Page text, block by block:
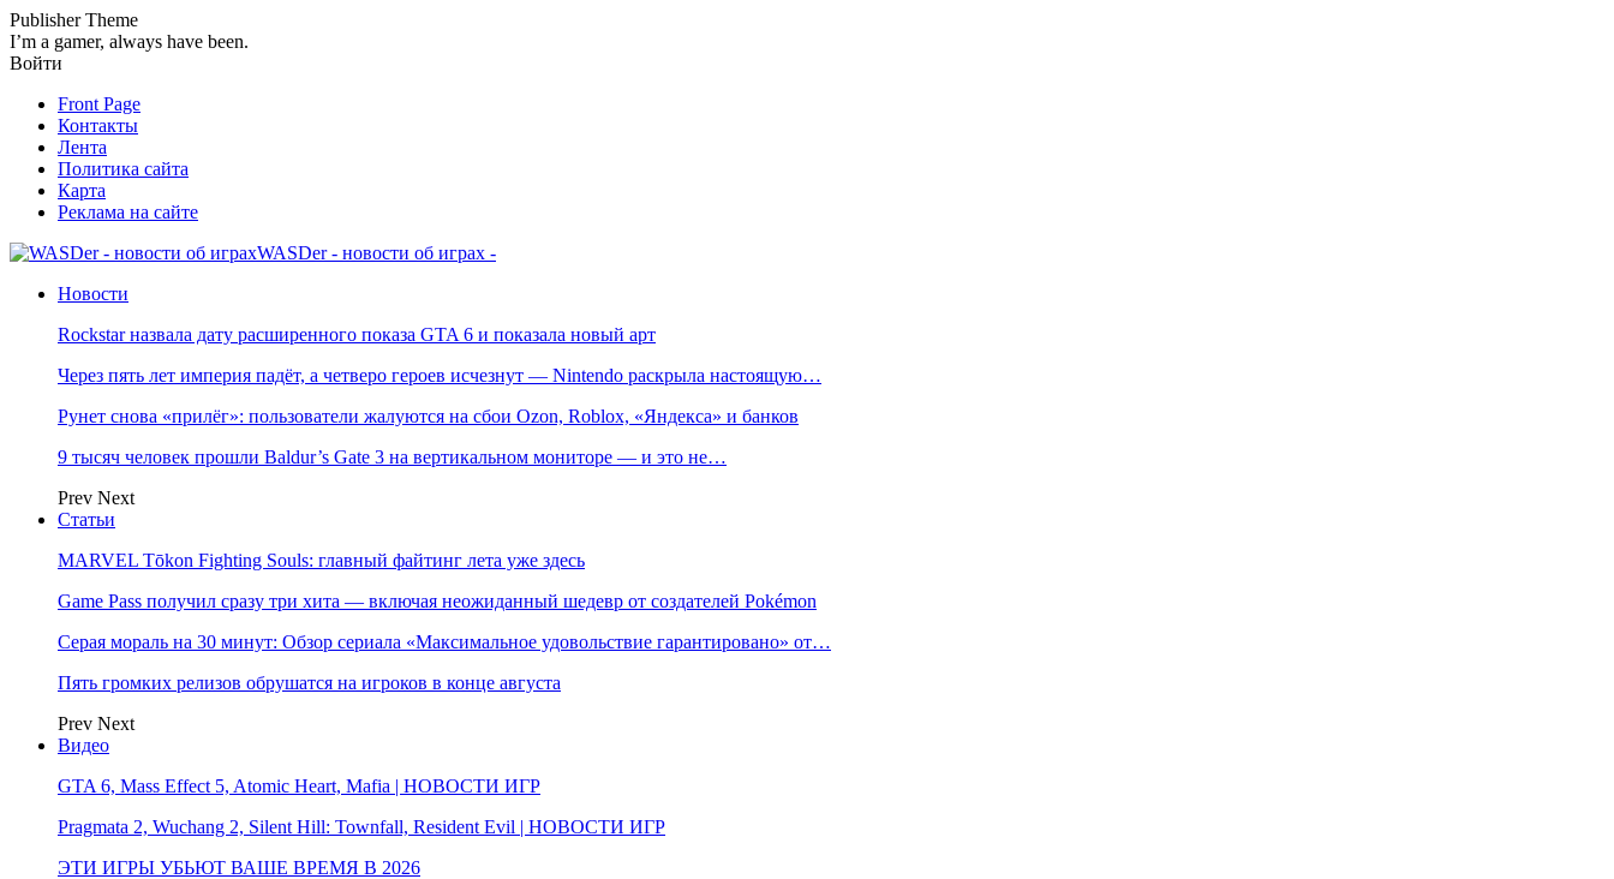
Publisher Theme
I’m a gamer, always have been.
Войти
Front Page
Контакты
Лента
Политика сайта
Карта
Реклама на сайте
WASDer - новости об играх -
Новости
Rockstar назвала дату расширенного показа GTA 6 и показала новый арт
Через пять лет империя падёт, а четверо героев исчезнут — Nintendo раскрыла настоящую…
Рунет снова «прилёг»: пользователи жалуются на сбои Ozon, Roblox, «Яндекса» и банков
9 тысяч человек прошли Baldur’s Gate 3 на вертикальном мониторе — и это не…
Prev Next
Статьи
MARVEL Tōkon Fighting Souls: главный файтинг лета уже здесь
Game Pass получил сразу три хита — включая неожиданный шедевр от создателей Pokémon
Серая мораль на 30 минут: Обзор сериала «Максимальное удовольствие гарантировано» от…
Пять громких релизов обрушатся на игроков в конце августа
Prev Next
Видео
GTA 6, Mass Effect 5, Atomic Heart, Mafia | НОВОСТИ ИГР
Pragmata 2, Wuchang 2, Silent Hill: Townfall, Resident Evil | НОВОСТИ ИГР
ЭТИ ИГРЫ УБЬЮТ ВАШЕ ВРЕМЯ В 2026